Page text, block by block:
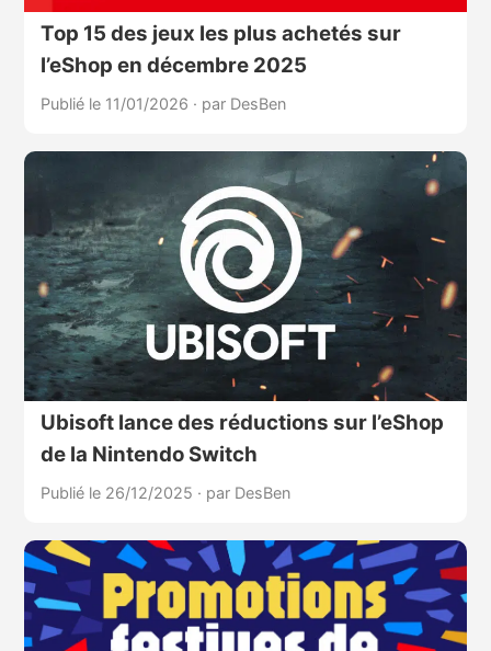
Top 15 des jeux les plus achetés sur
l’eShop en décembre 2025
Publié le 11/01/2026 · par DesBen
Ubisoft lance des réductions sur l’eShop
de la Nintendo Switch
Publié le 26/12/2025 · par DesBen